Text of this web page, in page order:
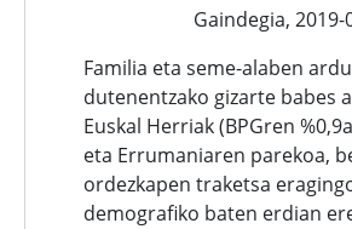
Gaindegia, 2019-
Familia eta seme-alaben
dutenentzako gizarte babes
Euskal Herriak (BPGren
eta Errumaniaren parekoa,
ordezkapen traketsa
demografiko baten erdian